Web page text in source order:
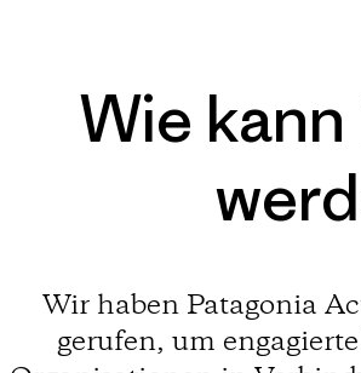
Wie
Wir haben Patagonia
gerufen, um